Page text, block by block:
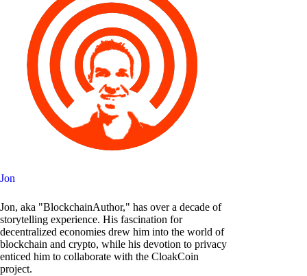
Jon
Jon, aka "BlockchainAuthor," has over a decade of
storytelling experience. His fascination for
decentralized economies drew him into the world of
blockchain and crypto, while his devotion to privacy
enticed him to collaborate with the CloakCoin
project.